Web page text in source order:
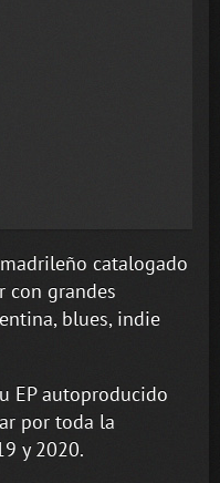
catalogado
con grandes
blues, indie
EP autoproducido
por toda la
y 2020.